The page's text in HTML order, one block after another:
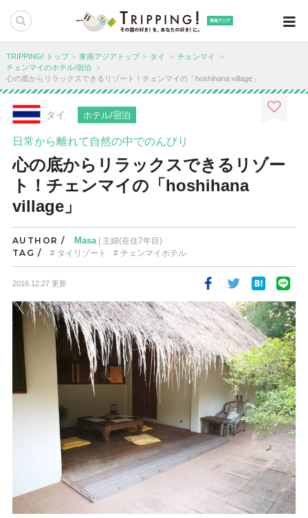
東南アジア
TRIPPING! トップ 東南アジアトップ タイ
チェンマイ
チェンマイのホテル/宿泊
心の底からリラックスできるリゾート！チェンマイの「hoshihana village」
タイ ホテル/宿泊
日常から離れて自然の中でのんびり
心の底からリラックスできるリゾー
ト！チェンマイの「hoshihana
village」
AUTHOR / Masa| 主婦(在住7年目)
TAG / タイリゾート チェンマイホテル
2016.12.27 更新